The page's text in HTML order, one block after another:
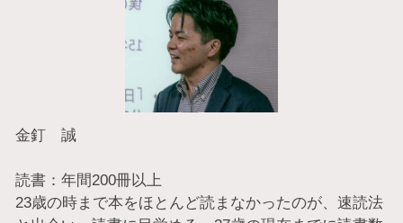
金釘 誠
読書：年間200冊以上
23歳の時まで本をほとんど読まなかったのが、速読法